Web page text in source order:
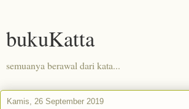
bukuKatta
semuanya berawal dari kata...
Kamis, 26 September 2019